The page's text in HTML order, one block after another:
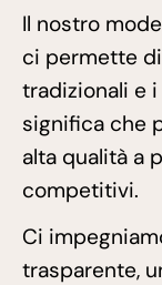
Il nostro
ci permette
tradizionali e
significa che
alta qualità a
competitivi.
Ci
trasparente,